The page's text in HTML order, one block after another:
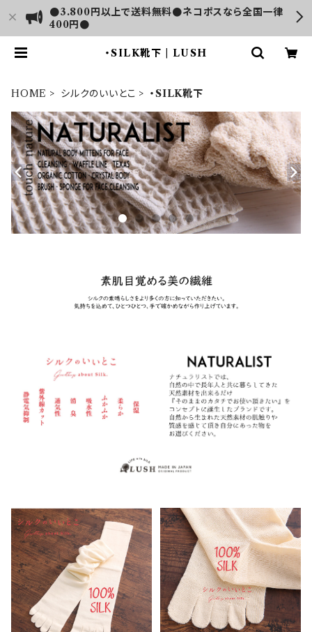
●3.800円以上で送料無料●ネコポスなら全国一律
400円●
・SILK靴下 | LUSH
HOME シルクのいいとこ ・SILK靴下